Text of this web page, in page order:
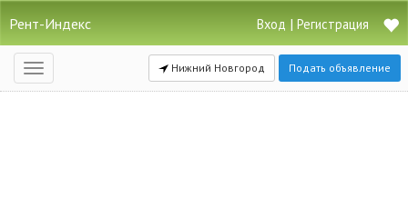
Рент-Индекс Вход | Регистрация
Открыть
навигацию
Нижний Новгород Подать объявление